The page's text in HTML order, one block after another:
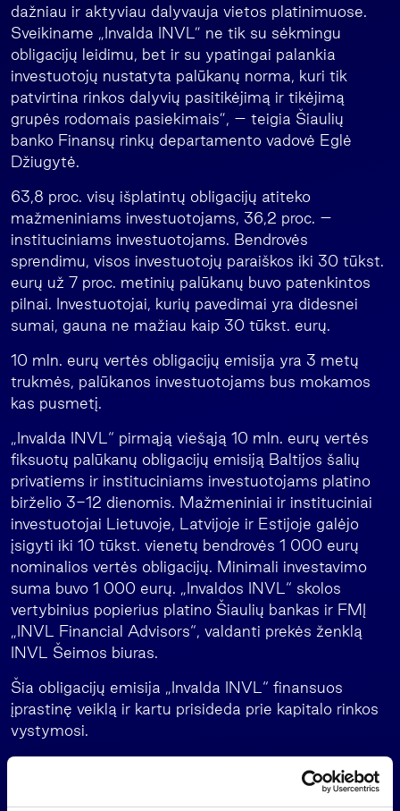
dažniau ir aktyviau dalyvauja vietos platinimuose.
Sveikiname „Invalda INVL” ne tik su sėkmingu
obligacijų leidimu, bet ir su ypatingai palankia
investuotojų nustatyta palūkanų norma, kuri tik
patvirtina rinkos dalyvių pasitikėjimą ir tikėjimą
grupės rodomais pasiekimais”, – teigia Šiaulių
banko Finansų rinkų departamento vadovė Eglė
Džiugytė.
63,8 proc. visų išplatintų obligacijų atiteko
mažmeniniams investuotojams, 36,2 proc. –
instituciniams investuotojams. Bendrovės
sprendimu, visos investuotojų paraiškos iki 30 tūkst.
eurų už 7 proc. metinių palūkanų buvo patenkintos
pilnai. Investuotojai, kurių pavedimai yra didesnei
sumai, gauna ne mažiau kaip 30 tūkst. eurų.
10 mln. eurų vertės obligacijų emisija yra 3 metų
trukmės, palūkanos investuotojams bus mokamos
kas pusmetį.
„Invalda INVL“ pirmąją viešąją 10 mln. eurų vertės
fiksuotų palūkanų obligacijų emisiją Baltijos šalių
privatiems ir instituciniams investuotojams platino
birželio 3-12 dienomis. Mažmeniniai ir instituciniai
investuotojai Lietuvoje, Latvijoje ir Estijoje galėjo
įsigyti iki 10 tūkst. vienetų bendrovės 1 000 eurų
nominalios vertės obligacijų. Minimali investavimo
suma buvo 1 000 eurų. „Invaldos INVL“ skolos
vertybinius popierius platino Šiaulių bankas ir FMĮ
„INVL Financial Advisors“, valdanti prekės ženklą
INVL Šeimos biuras.
Šia obligacijų emisija „Invalda INVL“ finansuos
įprastinę veiklą ir kartu prisideda prie kapitalo rinkos
vystymosi.
bendrovės išplatintų obligacijų įtraukimo į „Nasdaq